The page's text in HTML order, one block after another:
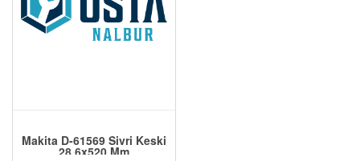
Makita D-61569 Sivri Keski
28.6x520 Mm